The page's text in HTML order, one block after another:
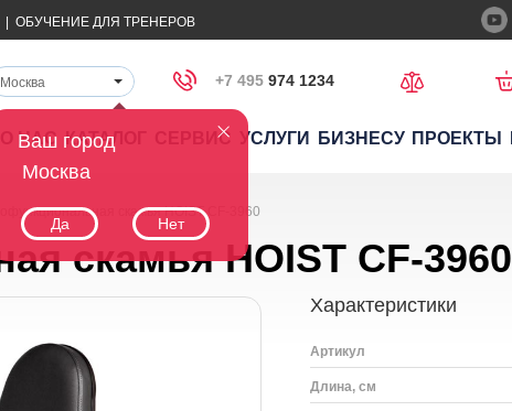
ОБУЧЕНИЕ ДЛЯ ТРЕНЕРОВ
Ваш город
Москва
Да Нет
Москва +7 495 974 1234
О НАС КАТАЛОГ СЕРВИС УСЛУГИ БИЗНЕСУ ПРОЕКТЫ
скамья HOIST CF-3960
скамья HOIST CF-3960
Характеристики
Артикул
Длина, см